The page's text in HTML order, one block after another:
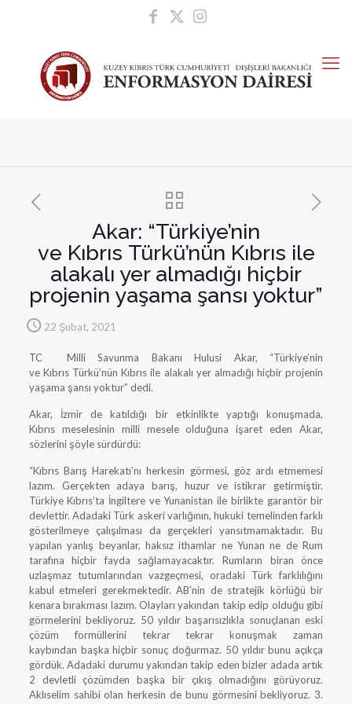
Akar: “Türkiye’nin
ve Kıbrıs Türkü’nün Kıbrıs ile
alakalı yer almadığı hiçbir
projenin yaşama şansı yoktur”
22 Şubat, 2021
TC Milli Savunma Bakanı Hulusi Akar, “Türkiye’nin
ve Kıbrıs Türkü’nün Kıbrıs ile alakalı yer almadığı hiçbir projenin
yaşama şansı yoktur” dedi.
Akar, İzmir de katıldığı bir etkinlikte yaptığı konuşmada,
Kıbrıs meselesinin milli mesele olduğuna işaret eden Akar,
sözlerini şöyle sürdürdü:
“Kıbrıs Barış Harekatı’nı herkesin görmesi, göz ardı etmemesi
lazım. Gerçekten adaya barış, huzur ve istikrar getirmiştir.
Türkiye Kıbrıs’ta İngiltere ve Yunanistan ile birlikte garantör bir
devlettir. Adadaki Türk askeri varlığının, hukuki temelinden farklı
gösterilmeye çalışılması da gerçekleri yansıtmamaktadır. Bu
yapılan yanlış beyanlar, haksız ithamlar ne Yunan ne de Rum
tarafına hiçbir fayda sağlamayacaktır. Rumların biran önce
uzlaşmaz tutumlarından vazgeçmesi, oradaki Türk farklılığını
kabul etmeleri gerekmektedir. AB’nin de stratejik körlüğü bir
kenara bırakması lazım. Olayları yakından takip edip olduğu gibi
görmelerini bekliyoruz. 50 yıldır başarısızlıkla sonuçlanan eski
çözüm formüllerini tekrar tekrar konuşmak zaman
kaybından başka hiçbir sonuç doğurmaz. 50 yıldır bunu açıkça
gördük. Adadaki durumu yakından takip eden bizler adada artık
2 devletli çözümden başka bir çıkış olmadığını görüyoruz.
Aklıselim sahibi olan herkesin de bunu görmesini bekliyoruz. 3.